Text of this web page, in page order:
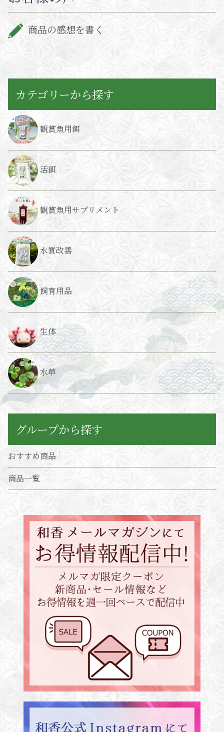
カテゴリーから探す
観賞魚用餌
活餌
観賞魚用サプリメント
水質改善
飼育用品
生体
水草
グループから探す
おすすめ商品
商品一覧
商品の感想を書く